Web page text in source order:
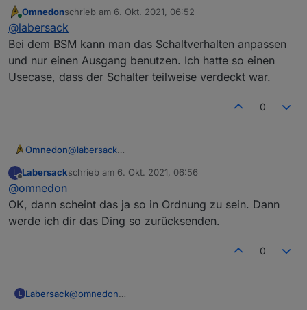
wieder einen Verbraucher, habe mal bis 150W
Stunden.
Was mich aber wundert: Er schaltet UNTEN ein, und
UNTEN auch wieder aus, OBEN schaltet nicht.
Hattest du das so programmiert oder ist da doch
Online
Omnedonschrieb am 6. Okt. 2021, 06:52
zuletzt editiert von
@labersack
Bei dem BSM kann man das Schaltverhalten anpassen
und nur einen Ausgang benutzen. Ich hatte so einen
Usecase, dass der Schalter teilweise verdeckt war.
0
Omnedon@labersack
anpassen und nur einen Ausgang benutzen. Ich
verdeckt war.
L Labersackschrieb am 6. Okt. 2021, 06:56
zuletzt editiert von
@omnedon
OK, dann scheint das ja so in Ordnung zu sein. Dann
werde ich dir das Ding so zurücksenden.
0
L Labersack@omnedon